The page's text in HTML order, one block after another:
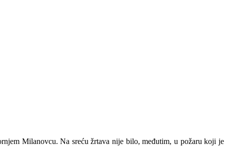
Milanovcu. Na sreću žrtava nije bilo, međutim, u požaru koji je